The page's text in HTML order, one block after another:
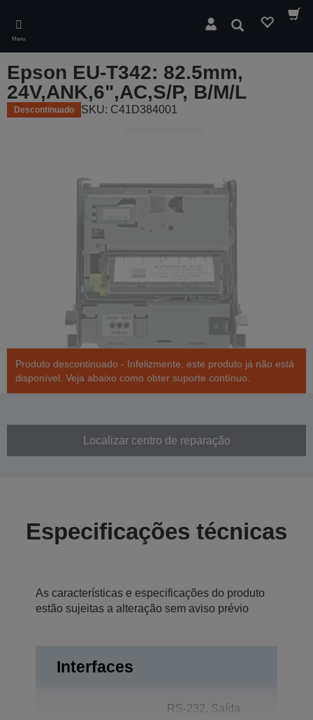
main
content
Menu
Pesquisar
Epson EU-T342: 82.5mm,
24V,ANK,6",AC,S/P, B/M/L
Descontinuado SKU: C41D384001
Produto descontinuado - Infelizmente, este produto já não está
disponível. Veja abaixo como obter suporte contínuo.
Localizar centro de reparação
Especificações técnicas
As características e especificações do produto
estão sujeitas a alteração sem aviso prévio
Interfaces
RS-232, Saída